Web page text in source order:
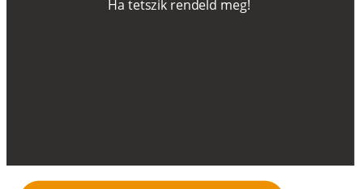
Ha tetszik rendeld meg!